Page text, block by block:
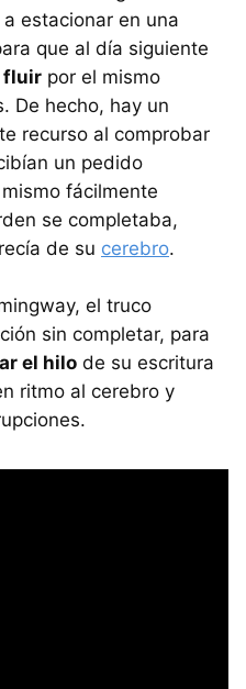
estacionar en una
que al día siguiente
fluir por el mismo
De hecho, hay un
recurso al comprobar
un pedido
fácilmente
se completaba,
de su cerebro.
el truco
sin completar, para
el hilo de su escritura
ritmo al cerebro y